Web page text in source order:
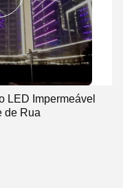
LED Impermeável
de Rua